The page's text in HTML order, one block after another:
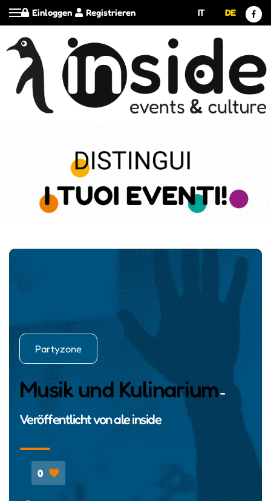
Registrieren
Einloggen IT DE
Partyzone
Musik und Kulinarium-
Veröffentlicht vonale inside
0